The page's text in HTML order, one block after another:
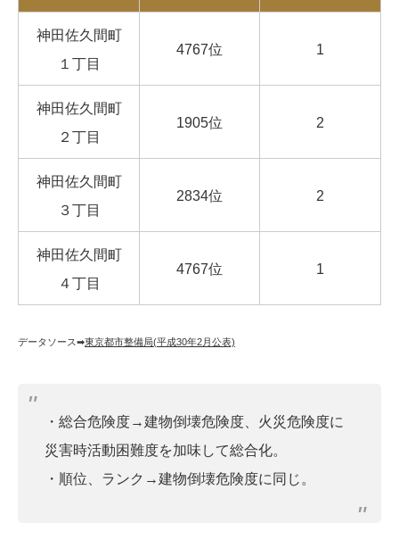
神田佐久間町
１丁目
4767位 1
神田佐久間町
２丁目
1905位 2
神田佐久間町
３丁目
2834位 2
神田佐久間町
４丁目
4767位 1
データソース➡︎東京都市整備局(平成30年2月公表)
・総合危険度→建物倒壊危険度、火災危険度に
災害時活動困難度を加味して総合化。
・順位、ランク→建物倒壊危険度に同じ。